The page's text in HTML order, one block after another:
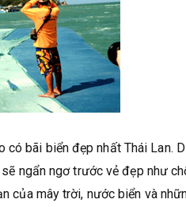
có bãi biển đẹp nhất Thái Lan.
ngẩn ngơ trước vẻ đẹp như
của mây trời, nước biển và